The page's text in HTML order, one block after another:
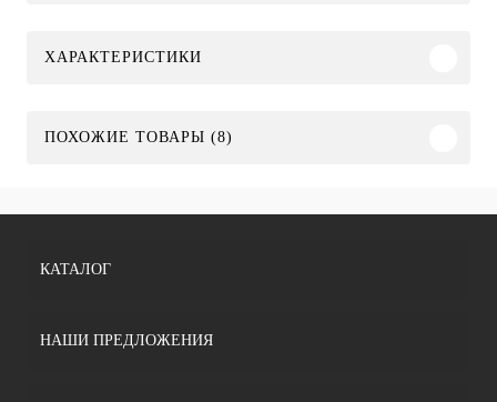
ХАРАКТЕРИСТИКИ
ПОХОЖИЕ ТОВАРЫ (8)
КАТАЛОГ
НАШИ ПРЕДЛОЖЕНИЯ